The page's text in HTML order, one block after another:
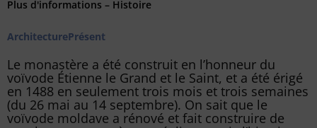
Plus d'informations – Histoire
ArchitecturePrésent
Le monastère a été construit en l’honneur du
voïvode Étienne le Grand et le Saint, et a été érigé
en 1488 en seulement trois mois et trois semaines
(du 26 mai au 14 septembre). On sait que le
voïvode moldave a rénové et fait construire de